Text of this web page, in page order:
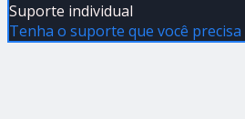
Suporte individual
Tenha o suporte que você